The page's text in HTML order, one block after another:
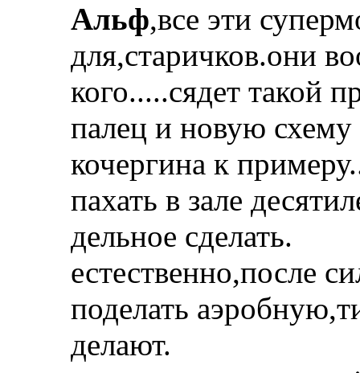
Альф,все эти
для,старичков.они
кого.....сядет такой
палец и новую схему
кочергина к
пахать в зале
дельное сделать.
естественно,после
поделать
делают.